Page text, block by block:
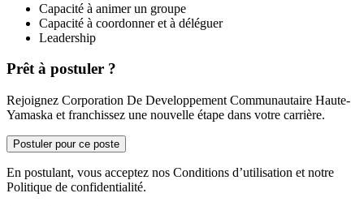
Capacité à animer un groupe
Capacité à coordonner et à déléguer
Leadership
Prêt à postuler ?
Rejoignez Corporation De Developpement Communautaire Haute-
Yamaska et franchissez une nouvelle étape dans votre carrière.
Postuler pour ce poste
En postulant, vous acceptez nos Conditions d’utilisation et notre
Politique de confidentialité.